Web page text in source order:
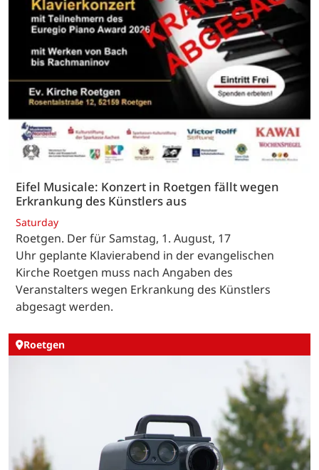
Eifel Musicale: Konzert in Roetgen fällt wegen
Erkrankung des Künstlers aus
Saturday
Roetgen. Der für Samstag, 1. August, 17
Uhr geplante Klavierabend in der evangelischen
Kirche Roetgen muss nach Angaben des
Veranstalters wegen Erkrankung des Künstlers
abgesagt werden.
Roetgen